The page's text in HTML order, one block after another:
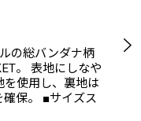
の総バンダナ柄
。 表地にしなや
を使用し、裏地は
確保。 ■サイズス